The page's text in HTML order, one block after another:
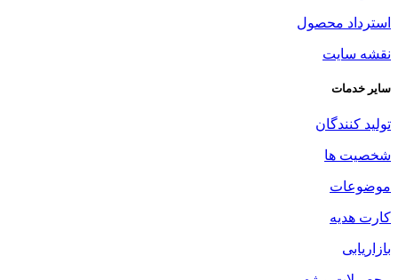
استرداد محصول
نقشه سایت
سایر خدمات
تولید کنندگان
شخصیت ها
موضوعات
کارت هدیه
بازاریابی